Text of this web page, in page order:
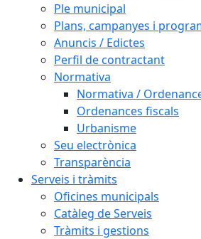
Ple municipal
Plans, campanyes i
Anuncis / Edictes
Perfil de contractant
Normativa
Normativa /
Ordenances fiscals
Urbanisme
Seu electrònica
Transparència
Serveis i tràmits
Oficines municipals
Catàleg de Serveis
Tràmits i gestions